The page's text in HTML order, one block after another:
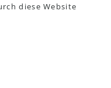
diese Website